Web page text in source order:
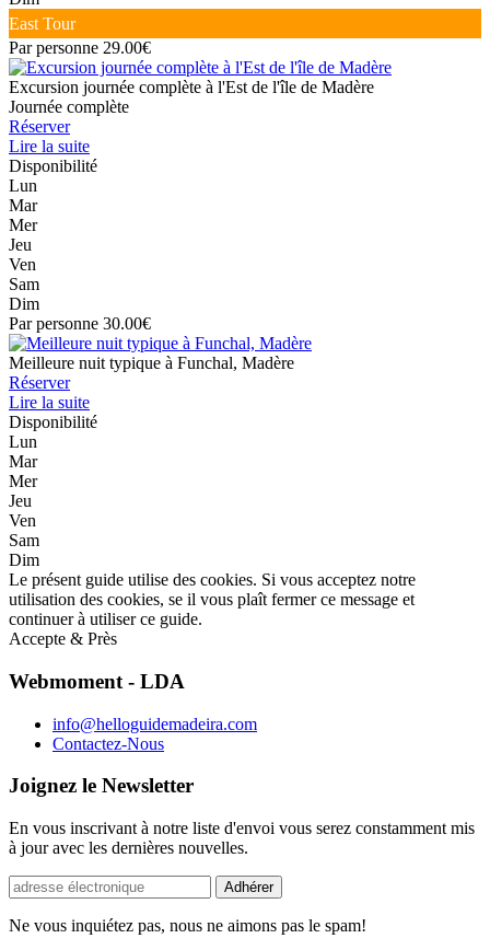
East Tour
Par personne 29.00€
Excursion journée complète à l'Est de l'île de Madère
Journée complète
Réserver
Lire la suite
Disponibilité
Lun
Mar
Mer
Jeu
Ven
Sam
Dim
Par personne 30.00€
Meilleure nuit typique à Funchal, Madère
Réserver
Lire la suite
Disponibilité
Lun
Mar
Mer
Jeu
Ven
Sam
Dim
Le présent guide utilise des cookies. Si vous acceptez notre
utilisation des cookies, se il vous plaît fermer ce message et
continuer à utiliser ce guide.
Accepte & Près
Webmoment - LDA
info@helloguidemadeira.com
Contactez-Nous
Joignez le Newsletter
En vous inscrivant à notre liste d'envoi vous serez constamment mis
à jour avec les dernières nouvelles.
Ne vous inquiétez pas, nous ne aimons pas le spam!